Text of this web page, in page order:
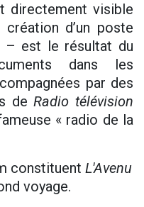
directement visible
d’un poste
– est le résultat du
dans les
par des
deRadio télévision
« radio de la
constituent L'Avenu
voyage.